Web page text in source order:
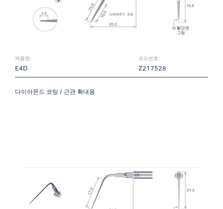
제품명:
E4D
코드번호:
Z217528
다이아몬드 코팅 / 근관 확대용